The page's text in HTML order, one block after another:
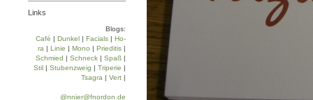
Links
Blogs:
Café | Dun­kel | Facials | Ho­
ra | Linie | Mo­no | Prie­di­tis |
Schmied | Schneck | Spaß |
Stil | Stu­ben­zweig | Tri­pe­rie |
Tsa­gra | Vert |
@nnier@fnordon.de